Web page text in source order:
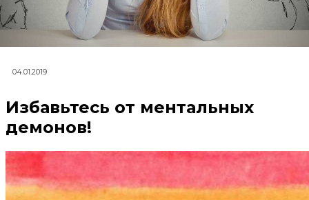
04.01.2019
Избавьтесь от ментальных
демонов!